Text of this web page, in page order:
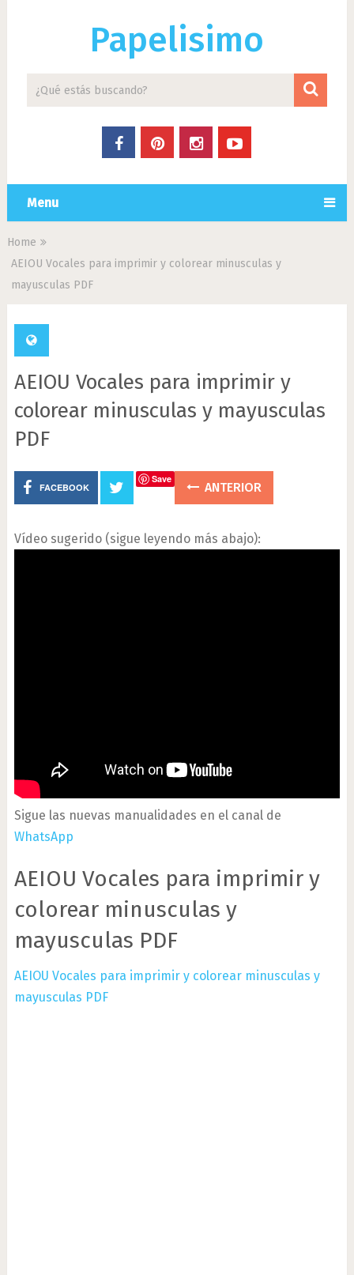
Papelisimo
Menu
Home
AEIOU Vocales para imprimir y colorear minusculas y
mayusculas PDF
AEIOU Vocales para imprimir y
colorear minusculas y mayusculas
PDF
FACEBOOK
Save
ANTERIOR
Vídeo sugerido (sigue leyendo más abajo):
Sigue las nuevas manualidades en el canal de
WhatsApp
AEIOU Vocales para imprimir y
colorear minusculas y
mayusculas PDF
AEIOU Vocales para imprimir y colorear minusculas y
mayusculas PDF